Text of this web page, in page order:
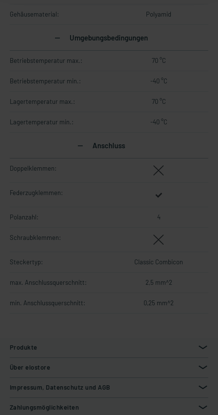
Gehäusematerial: Polyamid
Umgebungsbedingungen
Betriebstemperatur max.: 70 °C
Betriebstemperatur min.: -40 °C
Lagertemperatur max.: 70 °C
Lagertemperatur min.: -40 °C
Anschluss
Doppelklemmen:
Federzugklemmen:
Polanzahl: 4
Schraubklemmen:
Steckertyp: Classic Combicon
max. Anschlussquerschnitt: 2,5 mm^2
min. Anschlussquerschnitt: 0,25 mm^2
Produkte
Über elostore
Impressum, Datenschutz und AGB
Zahlungsmöglichkeiten